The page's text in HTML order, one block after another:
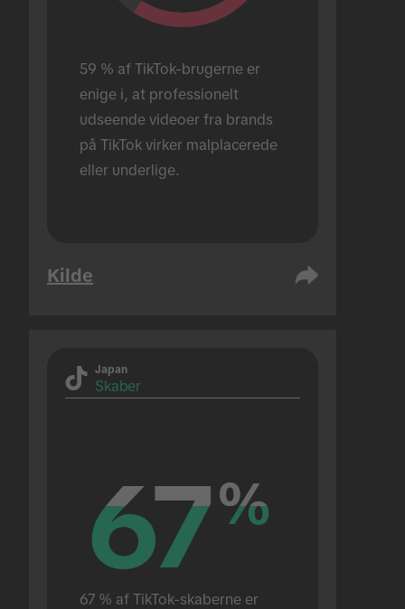
59 % af TikTok-brugerne er
enige i, at professionelt
udseende videoer fra brands
på TikTok virker malplacerede
eller underlige.
Kilde
Japan
Skaber
67%
67%
67 % af TikTok-skaberne er